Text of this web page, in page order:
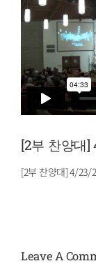
[2부 찬양대]
[2부 찬양대] 4/23/
Leave A